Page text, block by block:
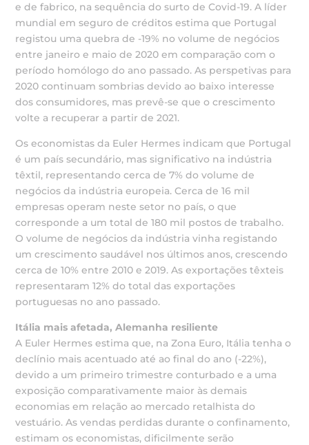
e de fabrico, na sequência do surto de Covid-19. A líder
mundial em seguro de créditos estima que Portugal
registou uma quebra de -19% no volume de negócios
entre janeiro e maio de 2020 em comparação com o
período homólogo do ano passado. As perspetivas para
2020 continuam sombrias devido ao baixo interesse
dos consumidores, mas prevê-se que o crescimento
volte a recuperar a partir de 2021.
Os economistas da Euler Hermes indicam que Portugal
é um país secundário, mas significativo na indústria
têxtil, representando cerca de 7% do volume de
negócios da indústria europeia. Cerca de 16 mil
empresas operam neste setor no país, o que
corresponde a um total de 180 mil postos de trabalho.
O volume de negócios da indústria vinha registando
um crescimento saudável nos últimos anos, crescendo
cerca de 10% entre 2010 e 2019. As exportações têxteis
representaram 12% do total das exportações
portuguesas no ano passado.
Itália mais afetada, Alemanha resiliente
A Euler Hermes estima que, na Zona Euro, Itália tenha o
declínio mais acentuado até ao final do ano (-22%),
devido a um primeiro trimestre conturbado e a uma
exposição comparativamente maior às demais
economias em relação ao mercado retalhista do
vestuário. As vendas perdidas durante o confinamento,
estimam os economistas, dificilmente serão